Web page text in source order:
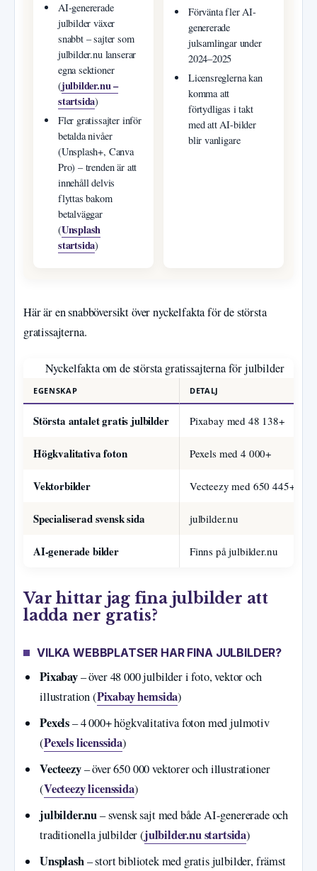
AI-genererade
julbilder växer
snabbt – sajter som
julbilder.nu lanserar
egna sektioner
(julbilder.nu –
startsida)
Fler gratissajter inför
betalda nivåer
(Unsplash+, Canva
Pro) – trenden är att
innehåll delvis
flyttas bakom
betalväggar
(Unsplash
startsida)
Förvänta fler AI-
genererade
julsamlingar under
2024–2025
Licensreglerna kan
komma att
förtydligas i takt
med att AI-bilder
blir vanligare
Här är en snabböversikt över nyckelfakta för de största
gratissajterna.
Nyckelfakta om de största gratissajterna för julbilder
EGENSKAP DETALJ
Största antalet gratis julbilder Pixabay med 48 138+
Högkvalitativa foton Pexels med 4 000+
Vektorbilder Vecteezy med 650 445+
Specialiserad svensk sida julbilder.nu
AI-generade bilder Finns på julbilder.nu
Var hittar jag fina julbilder att
ladda ner gratis?
VILKA WEBBPLATSER HAR FINA JULBILDER?
Pixabay– över 48 000 julbilder i foto, vektor och
illustration (Pixabay hemsida)
Pexels– 4 000+ högkvalitativa foton med julmotiv
(Pexels licenssida)
Vecteezy– över 650 000 vektorer och illustrationer
(Vecteezy licenssida)
julbilder.nu– svensk sajt med både AI-genererade och
traditionella julbilder (julbilder.nu startsida)
Unsplash– stort bibliotek med gratis julbilder, främst